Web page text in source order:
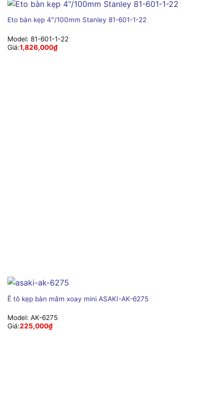
Eto bàn kẹp 4″/100mm Stanley 81-601-1-22
Model: 81-601-1-22
Giá:1,826,000₫
Ê tô kẹp bàn mâm xoay mini ASAKI-AK-6275
Model: AK-6275
Giá:225,000₫